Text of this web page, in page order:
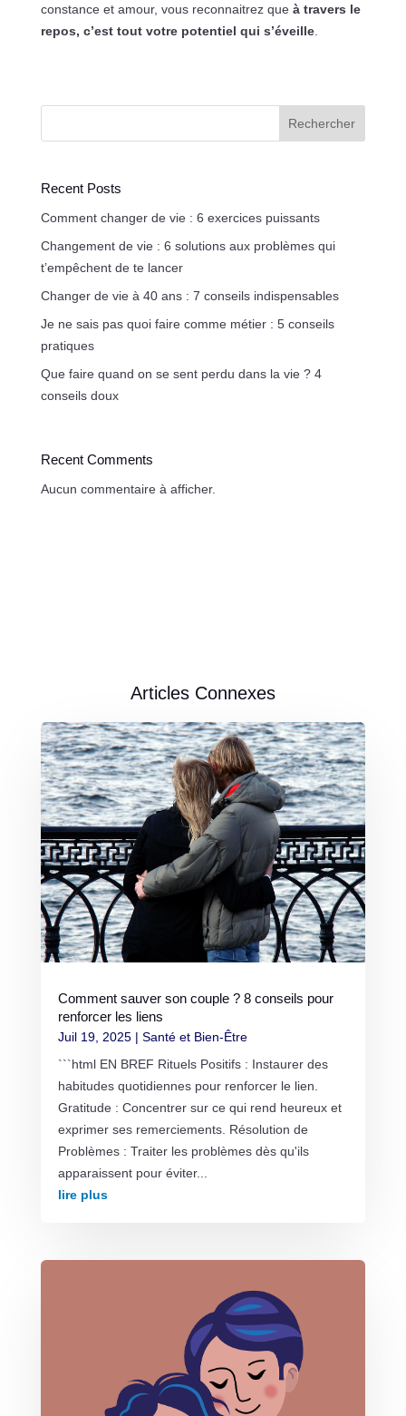
constance et amour, vous reconnaitrez que à travers le
repos, c’est tout votre potentiel qui s’éveille.
Rechercher
Recent Posts
Comment changer de vie : 6 exercices puissants
Changement de vie : 6 solutions aux problèmes qui
t’empêchent de te lancer
Changer de vie à 40 ans : 7 conseils indispensables
Je ne sais pas quoi faire comme métier : 5 conseils
pratiques
Que faire quand on se sent perdu dans la vie ? 4
conseils doux
Recent Comments
Aucun commentaire à afficher.
Articles Connexes
Comment sauver son couple ? 8 conseils pour
renforcer les liens
Juil 19, 2025| Santé et Bien-Être
```html EN BREF Rituels Positifs : Instaurer des
habitudes quotidiennes pour renforcer le lien.
Gratitude : Concentrer sur ce qui rend heureux et
exprimer ses remerciements. Résolution de
Problèmes : Traiter les problèmes dès qu'ils
apparaissent pour éviter...
lire plus